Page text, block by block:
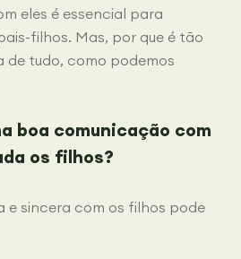
eles é essencial para
filhos. Mas, por que é tão
de tudo, como podemos
boa comunicação com
os filhos?
e sincera com os filhos pode